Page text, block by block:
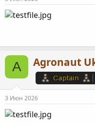
A Agronaut
3 Июн 2026